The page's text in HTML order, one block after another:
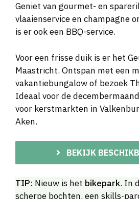
Geniet van gourmet- en
vlaaienservice en champagne
is er ook een BBQ-service.
Voor een frisse duik is er het
Maastricht. Ontspan met een
vakantiebungalow of bezoek
Ideaal voor de
voor kerstmarkten in
Aken.
BEKIJK
TIP: Nieuw is het bikepark. In
scherpe bochten, een skills-